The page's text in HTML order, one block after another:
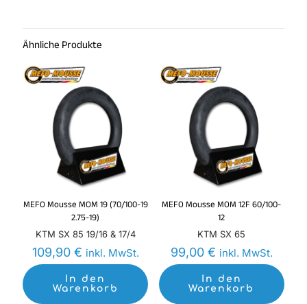
Ähnliche Produkte
MEFO Mousse MOM 19 (70/100-19
2.75-19)
KTM SX 85 19/16 & 17/4
109,90 € inkl. MwSt.
In den
Warenkorb
MEFO Mousse MOM 12F 60/100-
12
KTM SX 65
99,00 € inkl. MwSt.
In den
Warenkorb